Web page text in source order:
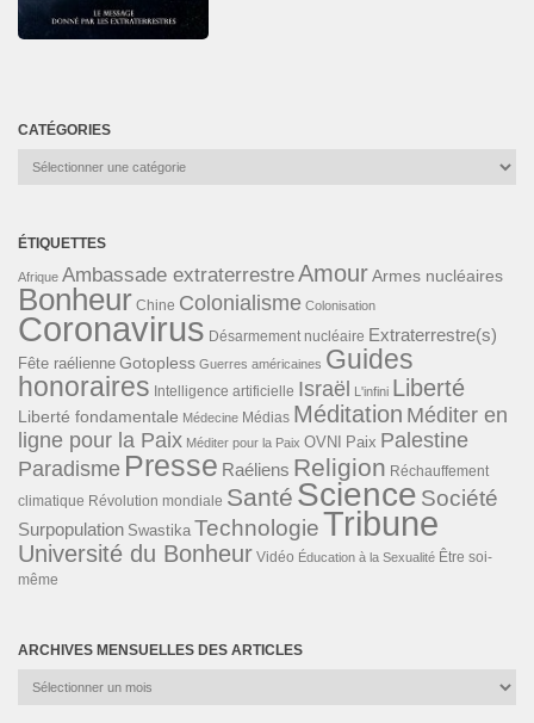
CATÉGORIES
Catégories
ÉTIQUETTES
Afrique Ambassade extraterrestreAmourArmes nucléaires
Bonheur Chine Colonialisme Colonisation
Coronavirus Désarmement nucléaire Extraterrestre(s)
Fête raélienne Gotopless Guerres américaines Guides
honoraires Intelligence artificielle Israël L'infini Liberté
Liberté fondamentale Médecine Médias Méditation Méditer en
ligne pour la Paix Méditer pour la Paix OVNI Paix Palestine
Paradisme Presse Raéliens Religion Réchauffement
climatique Révolution mondiale Santé Science Société
Surpopulation Swastika TechnologieTribune
Université du Bonheur Vidéo Éducation à la Sexualité Être soi-
même
ARCHIVES MENSUELLES DES ARTICLES
Archives